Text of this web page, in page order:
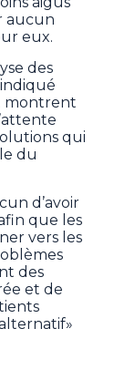
aucun
eux.
des
montrent
qui
du
d’avoir
que les
vers les
des
et de